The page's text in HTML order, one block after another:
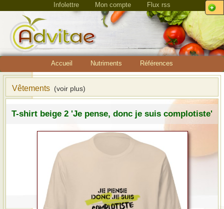
Infolettre Mon compte Flux rss
Accueil Nutriments Références
Vêtements (voir plus)
T-shirt beige 2 'Je pense, donc je suis complotiste'